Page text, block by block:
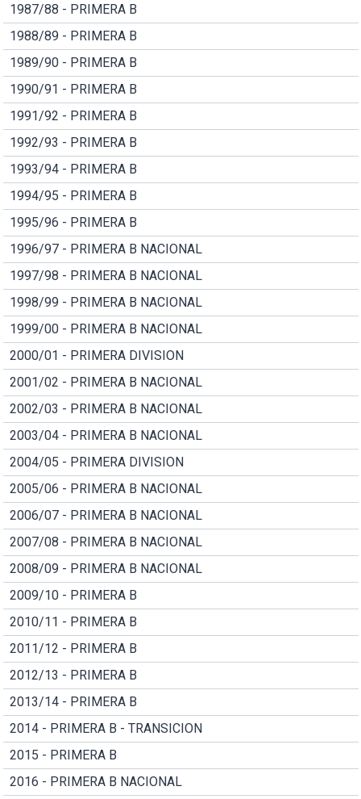
1987/88 - PRIMERA B
1988/89 - PRIMERA B
1989/90 - PRIMERA B
1990/91 - PRIMERA B
1991/92 - PRIMERA B
1992/93 - PRIMERA B
1993/94 - PRIMERA B
1994/95 - PRIMERA B
1995/96 - PRIMERA B
1996/97 - PRIMERA B NACIONAL
1997/98 - PRIMERA B NACIONAL
1998/99 - PRIMERA B NACIONAL
1999/00 - PRIMERA B NACIONAL
2000/01 - PRIMERA DIVISION
2001/02 - PRIMERA B NACIONAL
2002/03 - PRIMERA B NACIONAL
2003/04 - PRIMERA B NACIONAL
2004/05 - PRIMERA DIVISION
2005/06 - PRIMERA B NACIONAL
2006/07 - PRIMERA B NACIONAL
2007/08 - PRIMERA B NACIONAL
2008/09 - PRIMERA B NACIONAL
2009/10 - PRIMERA B
2010/11 - PRIMERA B
2011/12 - PRIMERA B
2012/13 - PRIMERA B
2013/14 - PRIMERA B
2014 - PRIMERA B - TRANSICION
2015 - PRIMERA B
2016 - PRIMERA B NACIONAL